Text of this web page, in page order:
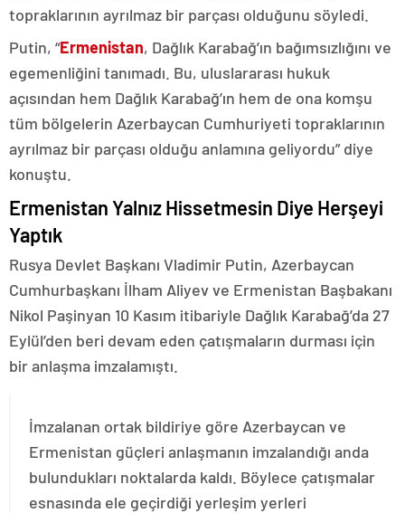
topraklarının ayrılmaz bir parçası olduğunu söyledi.
Putin, “Ermenistan, Dağlık Karabağ’ın bağımsızlığını ve
egemenliğini tanımadı. Bu, uluslararası hukuk
açısından hem Dağlık Karabağ’ın hem de ona komşu
tüm bölgelerin Azerbaycan Cumhuriyeti topraklarının
ayrılmaz bir parçası olduğu anlamına geliyordu” diye
konuştu.
Ermenistan Yalnız Hissetmesin Diye Herşeyi
Yaptık
Rusya Devlet Başkanı Vladimir Putin, Azerbaycan
Cumhurbaşkanı İlham Aliyev ve Ermenistan Başbakanı
Nikol Paşinyan 10 Kasım itibariyle Dağlık Karabağ’da 27
Eylül’den beri devam eden çatışmaların durması için
bir anlaşma imzalamıştı.
İmzalanan ortak bildiriye göre Azerbaycan ve
Ermenistan güçleri anlaşmanın imzalandığı anda
bulundukları noktalarda kaldı. Böylece çatışmalar
esnasında ele geçirdiği yerleşim yerleri